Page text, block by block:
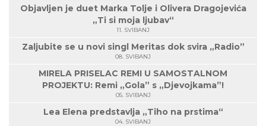
Objavljen je duet Marka Tolje i Olivera Dragojevića
„Ti si moja ljubav“
11. SVIBANJ
Zaljubite se u novi singl Meritas dok svira „Radio”
08. SVIBANJ
MIRELA PRISELAC REMI U SAMOSTALNOM
PROJEKTU: Remi „Gola” s „Djevojkama”!
05. SVIBANJ
Lea Elena predstavlja „Tiho na prstima“
04. SVIBANJ